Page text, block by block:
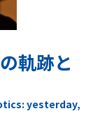
軌跡と
yesterday,